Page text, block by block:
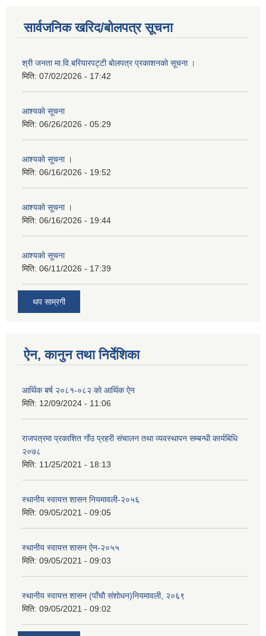
सार्वजनिक खरिद/बोलपत्र सूचना
श्री जनता मा.वि.बरियारपट्टी बाेलपत्र प्रकाशनकाे सूचना ।
मिति: 07/02/2026 - 17:42
आश्यकाे सूचना
मिति: 06/26/2026 - 05:29
आश्यकाे सूचना ।
मिति: 06/16/2026 - 19:52
आश्यकाे सूचना ।
मिति: 06/16/2026 - 19:44
आश्यकाे सूचना
मिति: 06/11/2026 - 17:39
थप साम्रगी
ऐन, कानुन तथा निर्देशिका
आर्थिक बर्ष २०८१-०८२ को आर्थिक ऐन
मिति: 12/09/2024 - 11:06
राजपत्रमा प्रकाशित गाँउ प्रहरी संचालन तथा व्यवस्थापन सम्बन्धी कार्यबिधि
२०७८
मिति: 11/25/2021 - 18:13
स्थानीय स्वायत्त शासन नियमावली-२०५६
मिति: 09/05/2021 - 09:05
स्थानीय स्वायत्त शासन ए‍ेन-२०५५
मिति: 09/05/2021 - 09:03
स्थानीय स्वायत्त शासन (पाँचौ संशोधन)नियमावली, २०६९
मिति: 09/05/2021 - 09:02